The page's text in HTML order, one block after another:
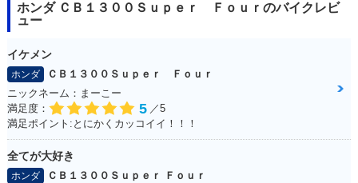
2016年 CB1300 SU
PER FOUR E Pack
age Special Editio
n
2016年 CB1300 SU
PER FOUR E Pack
age・追加
ホンダ ＣＢ１３００Ｓｕｐｅｒ Ｆｏｕｒのバイクレビ
ュー
イケメン
ホンダ
ＣＢ１３００Ｓｕｐｅｒ Ｆｏｕｒ
ニックネーム：まーこー
満足度：
5 ／5
満足ポイント:とにかくカッコイイ！！！
全てが大好き
ホンダ
ＣＢ１３００Ｓｕｐｅｒ Ｆｏｕｒ